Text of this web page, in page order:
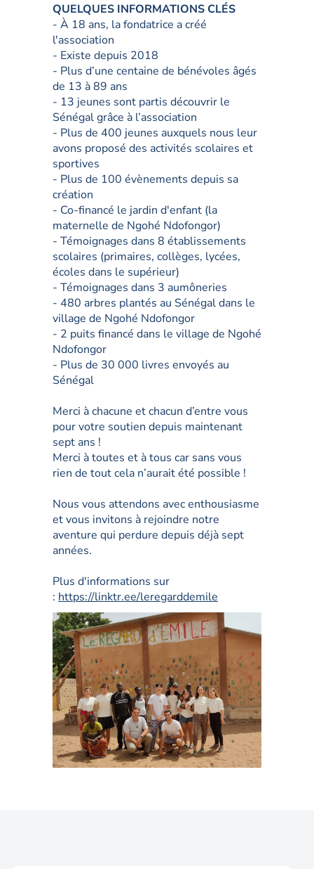
QUELQUES INFORMATIONS CLÉS
- À 18 ans, la fondatrice a créé
l'association
- Existe depuis 2018
- Plus d’une centaine de bénévoles âgés
de 13 à 89 ans
- 13 jeunes sont partis découvrir le
Sénégal grâce à l’association
- Plus de 400 jeunes auxquels nous leur
avons proposé des activités scolaires et
sportives
- Plus de 100 évènements depuis sa
création
- Co-financé le jardin d'enfant (la
maternelle de Ngohé Ndofongor)
- Témoignages dans 8 établissements
scolaires (primaires, collèges, lycées,
écoles dans le supérieur)
- Témoignages dans 3 aumôneries
- 480 arbres plantés au Sénégal dans le
village de Ngohé Ndofongor
- 2 puits financé dans le village de Ngohé
Ndofongor
- Plus de 30 000 livres envoyés au
Sénégal
Merci à chacune et chacun d’entre vous
pour votre soutien depuis maintenant
sept ans !
Merci à toutes et à tous car sans vous
rien de tout cela n’aurait été possible !
Nous vous attendons avec enthousiasme
et vous invitons à rejoindre notre
aventure qui perdure depuis déjà sept
années.
Plus d'informations sur
: https://linktr.ee/leregarddemile